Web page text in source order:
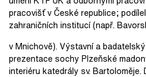
pracovišť v České republice;
zahraničních institucí (např.
v Mnichově). Výstavní a
prezentace sochy Plzeňské
interiéru katedrály sv.